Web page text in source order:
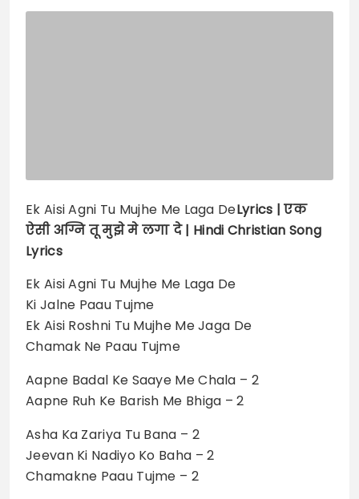
Ek Aisi Agni Tu Mujhe Me Laga DeLyrics | एक
ऐसी अग्नि तू मुझे मे लगा दे | Hindi Christian Song
Lyrics
Ek Aisi Agni Tu Mujhe Me Laga De
Ki Jalne Paau Tujme
Ek Aisi Roshni Tu Mujhe Me Jaga De
Chamak Ne Paau Tujme
Aapne Badal Ke Saaye Me Chala – 2
Aapne Ruh Ke Barish Me Bhiga – 2
Asha Ka Zariya Tu Bana – 2
Jeevan Ki Nadiyo Ko Baha – 2
Chamakne Paau Tujme – 2